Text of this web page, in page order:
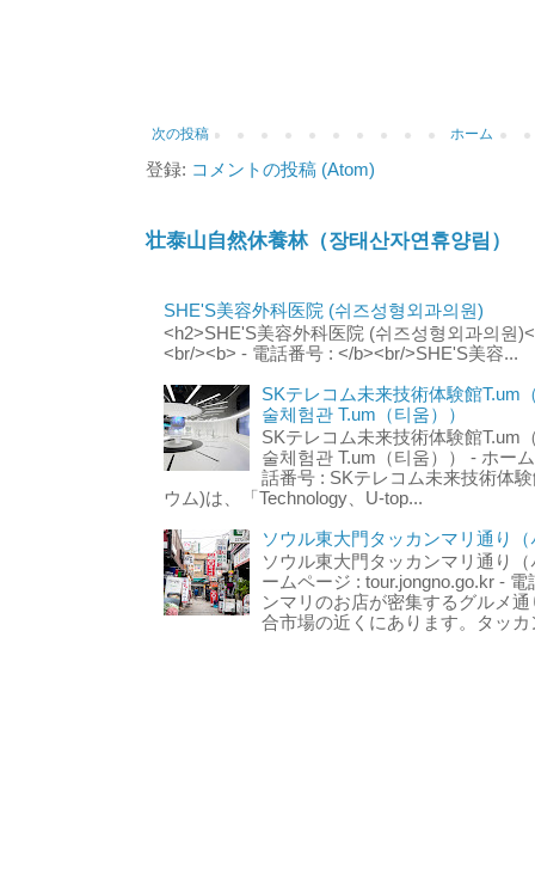
次の投稿 ホーム
登録: コメントの投稿 (Atom)
壮泰山自然休養林（장태산자연휴양림）
SHE'S美容外科医院 (쉬즈성형외과의원)
<h2>SHE'S美容外科医院 (쉬즈성형외과의원
<br/><b> - 電話番号 : </b><br/>SHE'S美容...
SKテレコム未来技術体験館T.um
술체험관 T.um（티움））
SKテレコム未来技術体験館T.um
술체험관 T.um（티움）） - ホー
話番号 : SKテレコム未来技術体
ウム)は、「Technology、U-top...
ソウル東大門タッカンマリ通り
ソウル東大門タッカンマリ通り
ームページ : tour.jongno.go.kr -
ンマリのお店が密集するグルメ
合市場の近くにあります。タッ